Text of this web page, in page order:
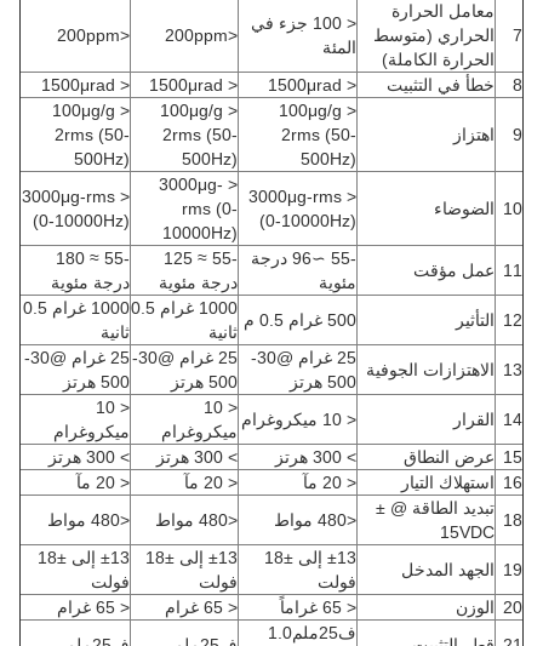
معامل الحرارة
الحراري (متوسط
الحرارة الكاملة)
< 100 جزء في
المئة
<200ppm
<200ppm
خطأ في التثبيت < 1500μrad
< 1500μrad
< 1500μrad
اهتزاز
< 100μg/g
2rms (50-
500Hz)
< 100μg/g
2rms (50-
500Hz)
< 100μg/g
2rms (50-
500Hz)
10 الضوضاء
< 3000μg-rms
(0-10000Hz)
< 3000μg-
rms (0-
10000Hz)
< 3000μg-rms
(0-10000Hz)
11 عمل مؤقت
-55 ∼96 درجة
مئوية
-55 ≈ 125
درجة مئوية
-55 ≈ 180
درجة مئوية
12
التأثير 500 غرام 0.5 م
1000 غرام 0.5
ثانية
1000 غرام 0.5
ثانية
13
الاهتزازات الجوفية
25 غرام @30-
500 هرتز
25 غرام @30-
500 هرتز
25 غرام @30-
500 هرتز
14
القرار < 10 ميكروغرام
< 10
ميكروغرام
< 10
ميكروغرام
15
عرض النطاق > 300 هرتز > 300 هرتز
> 300 هرتز
16
استهلاك التيار < 20 مآ < 20 مآ
< 20 مآ
18
تبديد الطاقة @ ±
15VDC
<480 مواط <480 مواط <480 مواط
19 الجهد المدخل
±13 إلى ±18
فولت
±13 إلى ±18
فولت
±13 إلى ±18
فولت
20
الوزن < 65 غراماً < 65 غرام
< 65 غرام
ف25ملم1.0